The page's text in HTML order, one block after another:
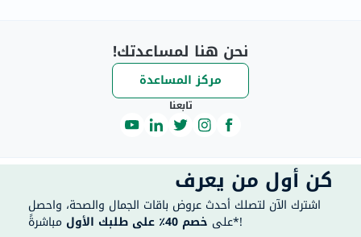
نحن هنا لمساعدتك!
مركز المساعدة
تابعنا
كن أول من يعرف
اشترك الآن لتصلك أحدث عروض باقات الجمال والصحة، واحصل
على خصم 40٪ على طلبك الأول مباشرةً*!